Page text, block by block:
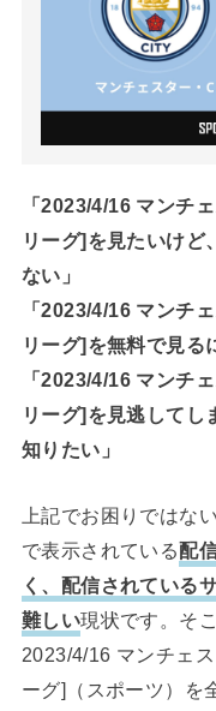
「2023/4/16 マンチ
リーグ]を見たいけど
ない」
「2023/4/16 マンチ
リーグ]を無料で見る
「2023/4/16 マンチ
リーグ]を見逃してし
知りたい」
上記でお困りではな
で表示されている配
く、配信されている
難しい現状です。そ
2023/4/16 マンチェ
ーグ]（スポーツ）を